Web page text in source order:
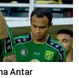
Antar